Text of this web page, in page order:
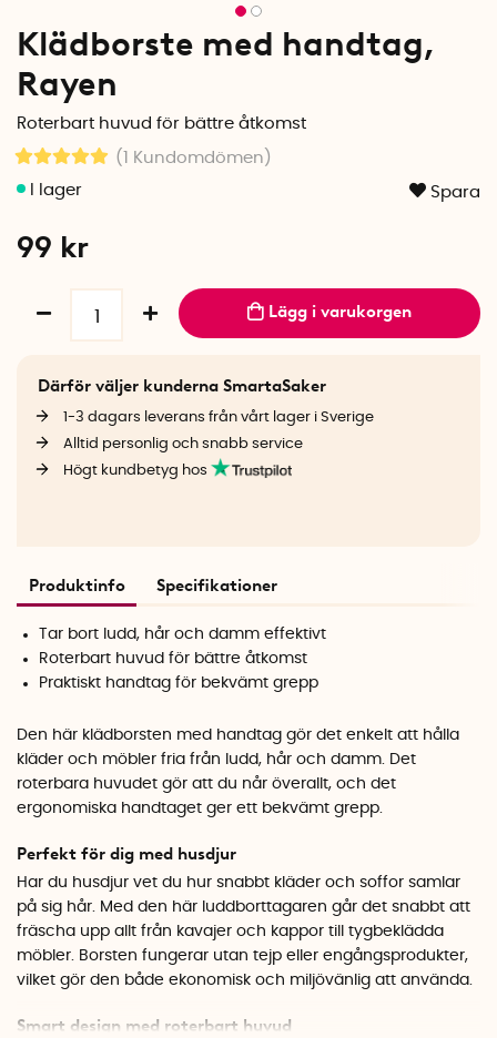
Klädborste med handtag,
Rayen
Roterbart huvud för bättre åtkomst
(1 Kundomdömen )
Spara
99 kr
Lägg i varukorgen
Därför väljer kunderna SmartaSaker
1-3 dagars leverans från vårt lager i Sverige
Alltid personlig och snabb service
Högt kundbetyg hos
Produktinfo Specifikationer
Tar bort ludd, hår och damm effektivt
Roterbart huvud för bättre åtkomst
Praktiskt handtag för bekvämt grepp
Den här klädborsten med handtag gör det enkelt att hålla
kläder och möbler fria från ludd, hår och damm. Det
roterbara huvudet gör att du når överallt, och det
ergonomiska handtaget ger ett bekvämt grepp.
Perfekt för dig med husdjur
Har du husdjur vet du hur snabbt kläder och soffor samlar
på sig hår. Med den här luddborttagaren går det snabbt att
fräscha upp allt från kavajer och kappor till tygbeklädda
möbler. Borsten fungerar utan tejp eller engångsprodukter,
vilket gör den både ekonomisk och miljövänlig att använda.
Smart design med roterbart huvud